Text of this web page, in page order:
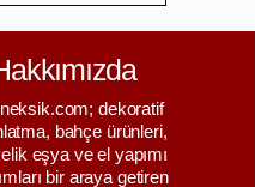
kaymaz silikon
Telefon Tutucu
ABS + Silikon
4,5 ila 6,5 ​​inç
dekoratif
bahçe ürünleri,
eşya ve el yapımı
bir araya getiren